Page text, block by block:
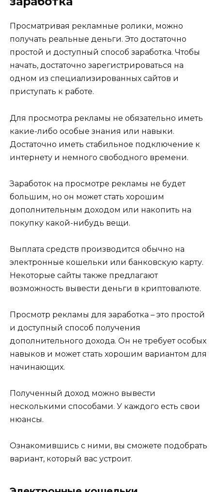
Просматривая рекламные ролики, можно
получать реальные деньги. Это достаточно
простой и доступный способ заработка. Чтобы
начать, достаточно зарегистрироваться на
одном из специализированных сайтов и
приступать к работе.
Для просмотра рекламы не обязательно иметь
какие-либо особые знания или навыки.
Достаточно иметь стабильное подключение к
интернету и немного свободного времени.
Заработок на просмотре рекламы не будет
большим, но он может стать хорошим
дополнительным доходом или накопить на
покупку какой-нибудь вещи.
Выплата средств производится обычно на
электронные кошельки или банковскую карту.
Некоторые сайты также предлагают
возможность вывести деньги в криптовалюте.
Просмотр рекламы для заработка – это простой
и доступный способ получения
дополнительного дохода. Он не требует особых
навыков и может стать хорошим вариантом для
начинающих.
Полученный доход можно вывести
несколькими способами. У каждого есть свои
нюансы.
Ознакомившись с ними, вы сможете подобрать
вариант, который вас устроит.